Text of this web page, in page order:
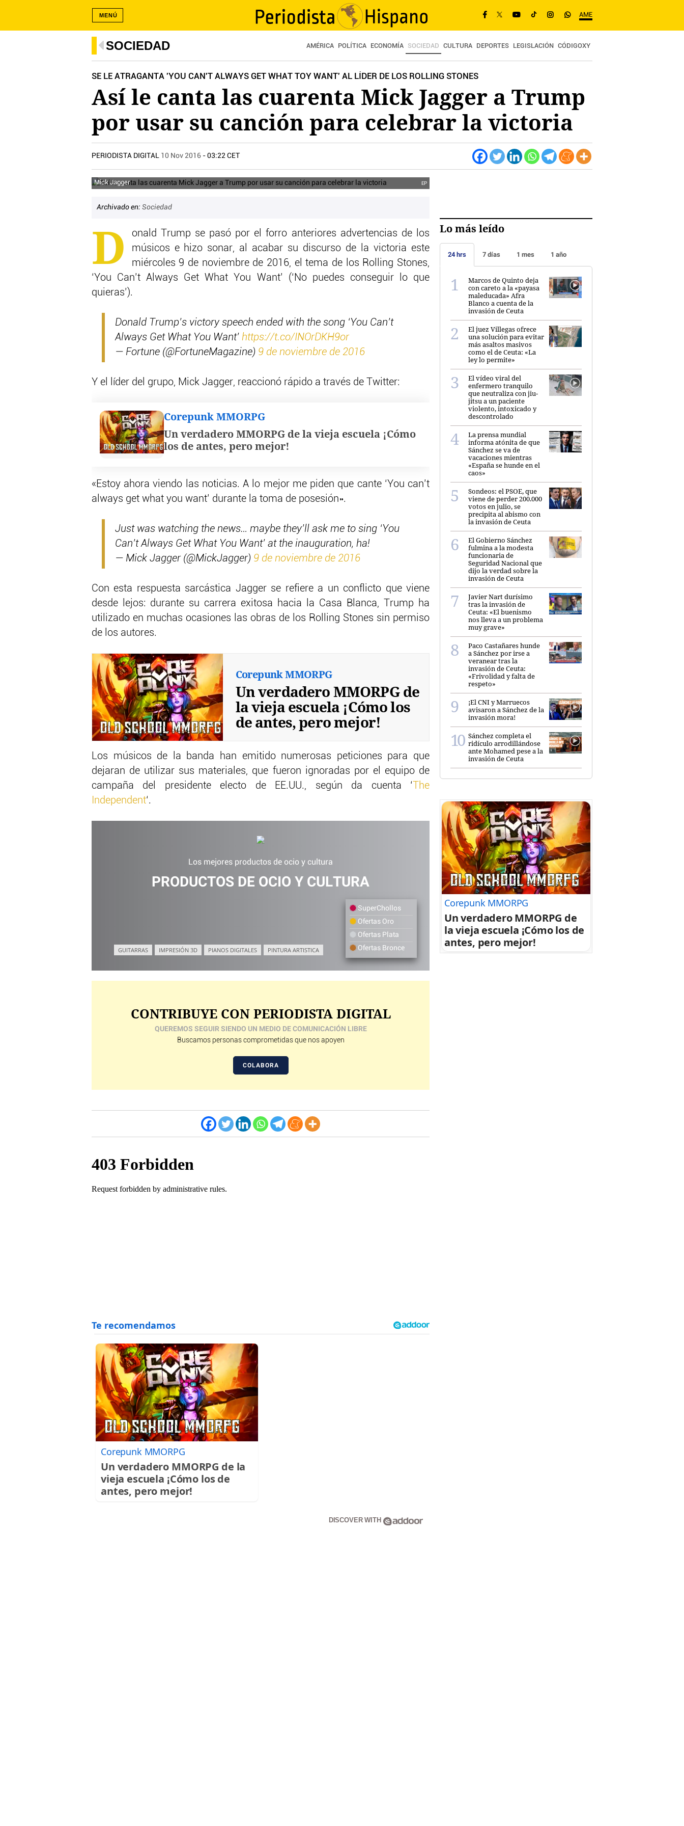
AME
MENÚ
SOCIEDAD AMÉRICA POLÍTICA ECONOMÍA SOCIEDAD CULTURA DEPORTES LEGISLACIÓN CÓDIGOXY
SE LE ATRAGANTA 'YOU CAN'T ALWAYS GET WHAT TOY WANT' AL LÍDER DE LOS ROLLING STONES
Así le canta las cuarenta Mick Jagger a Trump
por usar su canción para celebrar la victoria
PERIODISTA DIGITAL 10 Nov 2016 - 03:22 CET
Mick Jagger EP
Archivado en: Sociedad
D
onald Trump se pasó por el forro anteriores advertencias de los
músicos e hizo sonar, al acabar su discurso de la victoria este
miércoles 9 de noviembre de 2016, el tema de los Rolling Stones,
‘You Can’t Always Get What You Want’ (‘No puedes conseguir lo que
quieras’).
Donald Trump’s victory speech ended with the song ‘You Can’t
Always Get What You Want’ https://t.co/INOrDKH9or
— Fortune (@FortuneMagazine) 9 de noviembre de 2016
Y el líder del grupo, Mick Jagger, reaccionó rápido a través de Twitter:
Corepunk MMORPG
Un verdadero MMORPG de la vieja escuela ¡Cómo
los de antes, pero mejor!
«Estoy ahora viendo las noticias. A lo mejor me piden que cante ‘You can’t
always get what you want’ durante la toma de posesión».
Just was watching the news… maybe they’ll ask me to sing ‘You
Can’t Always Get What You Want’ at the inauguration, ha!
— Mick Jagger (@MickJagger) 9 de noviembre de 2016
Con esta respuesta sarcástica Jagger se refiere a un conflicto que viene
desde lejos: durante su carrera exitosa hacia la Casa Blanca, Trump ha
utilizado en muchas ocasiones las obras de los Rolling Stones sin permiso
de los autores.
Corepunk MMORPG
Un verdadero MMORPG de
la vieja escuela ¡Cómo los
de antes, pero mejor!
Los músicos de la banda han emitido numerosas peticiones para que
dejaran de utilizar sus materiales, que fueron ignoradas por el equipo de
campaña del presidente electo de EE.UU., según da cuenta ‘ The
Independent‘.
Los mejores productos de ocio y cultura
PRODUCTOS DE OCIO Y CULTURA
GUITARRAS IMPRESIÓN 3D PIANOS DIGITALES PINTURA ARTISTICA
SuperChollos
Ofertas Oro
Ofertas Plata
Ofertas Bronce
CONTRIBUYE CON PERIODISTA DIGITAL
QUEREMOS SEGUIR SIENDO UN MEDIO DE COMUNICACIÓN LIBRE
Buscamos personas comprometidas que nos apoyen
COLABORA
Corepunk MMORPG
Un verdadero MMORPG de la
vieja escuela ¡Cómo los de
antes, pero mejor!
DISCOVER WITH
Lo más leído
24 hrs 7 días 1 mes 1 año
Marcos de Quinto deja
con careto a la «payasa
maleducada» Afra
Blanco a cuenta de la
invasión de Ceuta
El juez Villegas ofrece
una solución para evitar
más asaltos masivos
como el de Ceuta: «La
ley lo permite»
El vídeo viral del
enfermero tranquilo
que neutraliza con jiu-
jitsu a un paciente
violento, intoxicado y
descontrolado
La prensa mundial
informa atónita de que
Sánchez se va de
vacaciones mientras
«España se hunde en el
caos»
Sondeos: el PSOE, que
viene de perder 200.000
votos en julio, se
precipita al abismo con
la invasión de Ceuta
El Gobierno Sánchez
fulmina a la modesta
funcionaria de
Seguridad Nacional que
dijo la verdad sobre la
invasión de Ceuta
Javier Nart durísimo
tras la invasión de
Ceuta: «El buenismo
nos lleva a un problema
muy grave»
Paco Castañares hunde
a Sánchez por irse a
veranear tras la
invasión de Ceuta:
«Frivolidad y falta de
respeto»
¡El CNI y Marruecos
avisaron a Sánchez de la
invasión mora!
Sánchez completa el
ridículo arrodillándose
ante Mohamed pese a la
invasión de Ceuta
Corepunk MMORPG
Un verdadero MMORPG de
la vieja escuela ¡Cómo los de
antes, pero mejor!